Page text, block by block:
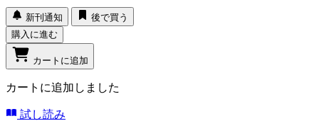
新刊通知
後で買う
購入に進む
カートに追加
カートに追加しました
試し読み